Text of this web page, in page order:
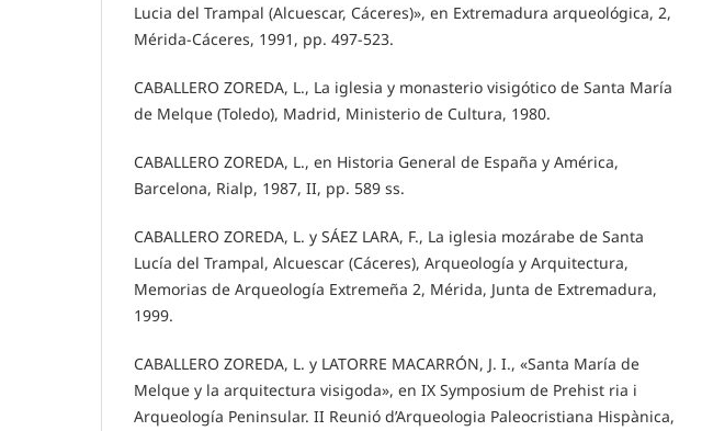
Lucia del Trampal (Alcuescar, Cáceres)», en Extremadura arqueológica, 2,
Mérida-Cáceres, 1991, pp. 497-523.
CABALLERO ZOREDA, L., La iglesia y monasterio visigótico de Santa María
de Melque (Toledo), Madrid, Ministerio de Cultura, 1980.
CABALLERO ZOREDA, L., en Historia General de España y América,
Barcelona, Rialp, 1987, II, pp. 589 ss.
CABALLERO ZOREDA, L. y SÁEZ LARA, F., La iglesia mozárabe de Santa
Lucía del Trampal, Alcuescar (Cáceres), Arqueología y Arquitectura,
Memorias de Arqueología Extremeña 2, Mérida, Junta de Extremadura,
1999.
CABALLERO ZOREDA, L. y LATORRE MACARRÓN, J. I., «Santa María de
Melque y la arquitectura visigoda», en IX Symposium de Prehist ria i
Arqueología Peninsular. II Reunió d’Arqueologia Paleocristiana Hispànica,